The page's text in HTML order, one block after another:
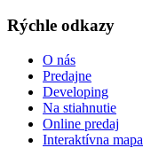
Rýchle odkazy
O nás
Predajne
Developing
Na stiahnutie
Online predaj
Interaktívna mapa